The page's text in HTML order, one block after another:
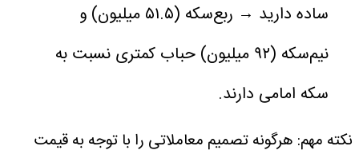
ساده دارید → ربع‌سکه (۵۱.۵ میلیون) و
نیم‌سکه (۹۲ میلیون) حباب کمتری نسبت به
سکه امامی دارند.
نکته مهم: هرگونه تصمیم معاملاتی را با توجه به قیمت